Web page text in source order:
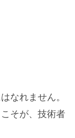
なれません。
そが、技術者